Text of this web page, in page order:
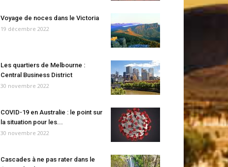
Voyage de noces dans le Victoria
19 décembre 2022
Les quartiers de Melbourne :
Central Business District
30 novembre 2022
COVID-19 en Australie : le point sur
la situation pour les...
30 novembre 2022
Cascades à ne pas rater dans le